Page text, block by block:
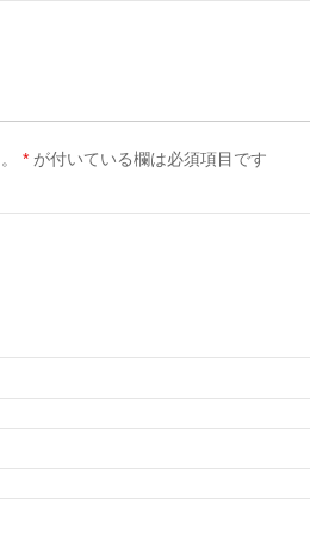
* が付いている欄は必須項目です